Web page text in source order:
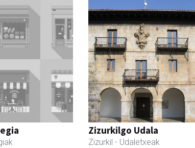
Zizurkilgo Udala
Zizurkil - Udaletxeak